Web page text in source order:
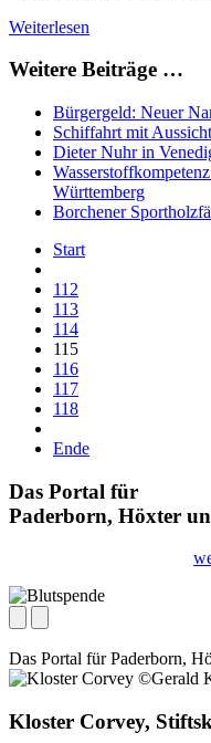
Weiterlesen
Weitere Beiträge …
Bürgergeld: Neuer
Schiffahrt mit Aussicht
Dieter Nuhr in
Württemberg
Borchener
Start
112
113
114
115
116
117
118
Ende
Das Portal für
Paderborn, Höxter
Das Portal fürPaderborn,
Kloster Corvey,